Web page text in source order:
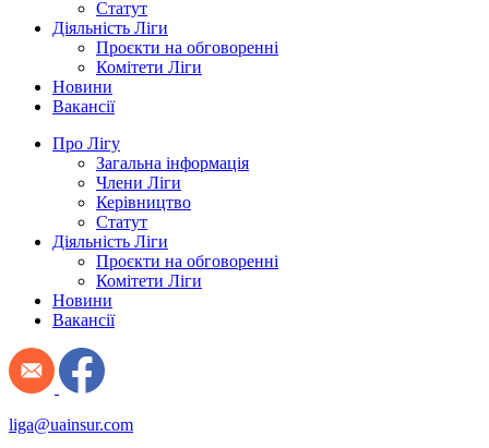
Статут
Діяльність Ліги
Проєкти на обговоренні
Комітети Ліги
Новини
Вакансії
Про Лігу
Загальна інформація
Члени Ліги
Керівництво
Статут
Діяльність Ліги
Проєкти на обговоренні
Комітети Ліги
Новини
Вакансії
liga@uainsur.com